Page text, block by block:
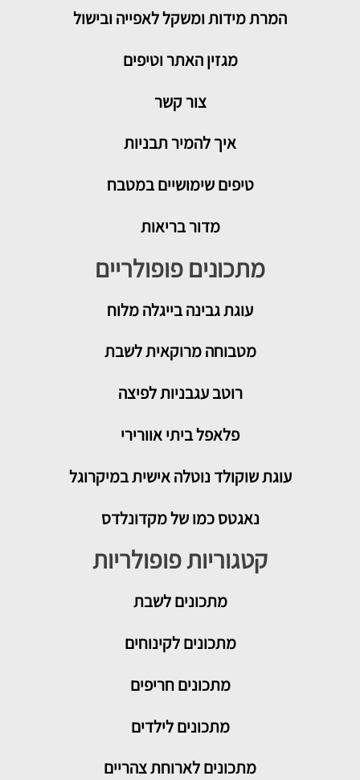
המרת מידות ומשקל לאפייה ובישול
מגזין האתר וטיפים
צור קשר
איך להמיר תבניות
טיפים שימושיים במטבח
מדור בריאות
מתכונים פופולריים
עוגת גבינה בייגלה מלוח
מטבוחה מרוקאית לשבת
רוטב עגבניות לפיצה
פלאפל ביתי אוורירי
עוגת שוקולד נוטלה אישית במיקרוגל
נאגטס כמו של מקדונלדס
קטגוריות פופולריות
מתכוניםלשבת
מתכונים לקינוחים
מתכונים חריפים
מתכונים לילדים
מתכונים לארוחת צהריים